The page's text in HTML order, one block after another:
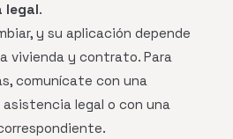
legal.
y su aplicación depende
vivienda y contrato. Para
comunícate con una
legal o con una